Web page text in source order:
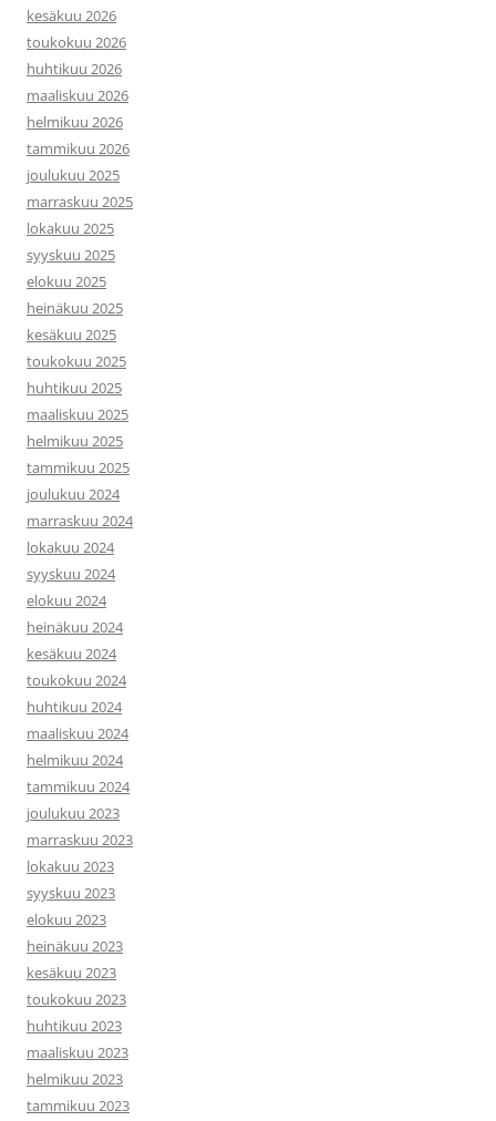
kesäkuu 2026
toukokuu 2026
huhtikuu 2026
maaliskuu 2026
helmikuu 2026
tammikuu 2026
joulukuu 2025
marraskuu 2025
lokakuu 2025
syyskuu 2025
elokuu 2025
heinäkuu 2025
kesäkuu 2025
toukokuu 2025
huhtikuu 2025
maaliskuu 2025
helmikuu 2025
tammikuu 2025
joulukuu 2024
marraskuu 2024
lokakuu 2024
syyskuu 2024
elokuu 2024
heinäkuu 2024
kesäkuu 2024
toukokuu 2024
huhtikuu 2024
maaliskuu 2024
helmikuu 2024
tammikuu 2024
joulukuu 2023
marraskuu 2023
lokakuu 2023
syyskuu 2023
elokuu 2023
heinäkuu 2023
kesäkuu 2023
toukokuu 2023
huhtikuu 2023
maaliskuu 2023
helmikuu 2023
tammikuu 2023